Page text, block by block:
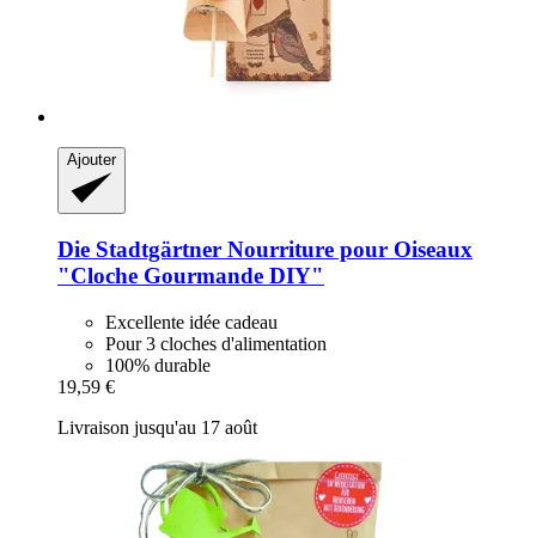
Ajouter
Die Stadtgärtner Nourriture pour Oiseaux
"Cloche Gourmande DIY"
Excellente idée cadeau
Pour 3 cloches d'alimentation
100% durable
19,59 €
Livraison jusqu'au 17 août